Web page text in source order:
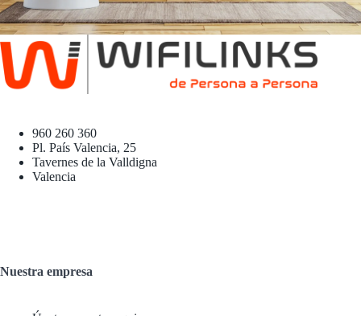
960 260 360
Pl. País Valencia, 25
Tavernes de la Valldigna
Valencia
Nuestra empresa